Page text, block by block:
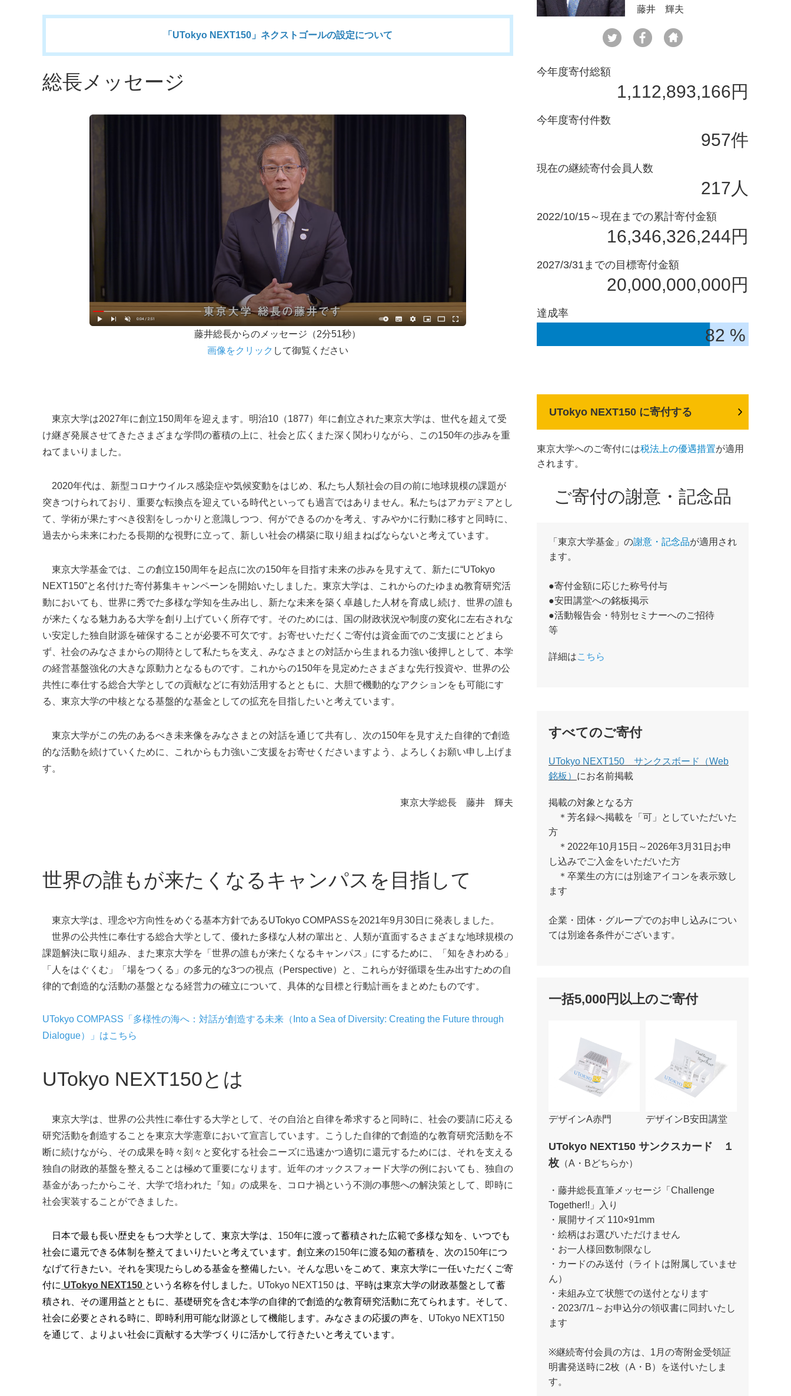
「UTokyo NEXT150」ネクストゴールの設定について
総長メッセージ
藤井総長からのメッセージ（2分51秒）
画像をクリック して御覧ください
東京大学は2027年に創立150周年を迎えます。明治10（1877）年に創立された東京大学は、世代を超えて受
け継ぎ発展させてきたさまざまな学問の蓄積の上に、社会と広くまた深く関わりながら、この150年の歩みを重
ねてまいりました。
2020年代は、新型コロナウイルス感染症や気候変動をはじめ、私たち人類社会の目の前に地球規模の課題が
突きつけられており、重要な転換点を迎えている時代といっても過言ではありません。私たちはアカデミアとし
て、学術が果たすべき役割をしっかりと意識しつつ、何ができるのかを考え、すみやかに行動に移すと同時に、
過去から未来にわたる長期的な視野に立って、新しい社会の構築に取り組まねばならないと考えています。
東京大学基金では、この創立150周年を起点に次の150年を目指す未来の歩みを見すえて、新たに“UTokyo
NEXT150”と名付けた寄付募集キャンペーンを開始いたしました。東京大学は、これからのたゆまぬ教育研究活
動においても、世界に秀でた多様な学知を生み出し、新たな未来を築く卓越した人材を育成し続け、世界の誰も
が来たくなる魅力ある大学を創り上げていく所存です。そのためには、国の財政状況や制度の変化に左右されな
い安定した独自財源を確保することが必要不可欠です。お寄せいただくご寄付は資金面でのご支援にとどまら
ず、社会のみなさまからの期待として私たちを支え、みなさまとの対話から生まれる力強い後押しとして、本学
の経営基盤強化の大きな原動力となるものです。これからの150年を見定めたさまざまな先行投資や、世界の公
共性に奉仕する総合大学としての貢献などに有効活用するとともに、大胆で機動的なアクションをも可能にす
る、東京大学の中核となる基盤的な基金としての拡充を目指したいと考えています。
東京大学がこの先のあるべき未来像をみなさまとの対話を通じて共有し、次の150年を見すえた自律的で創造
的な活動を続けていくために、これからも力強いご支援をお寄せくださいますよう、よろしくお願い申し上げま
す。
東京大学総長 藤井 輝夫
世界の誰もが来たくなるキャンパスを目指して
東京大学は、理念や方向性をめぐる基本方針であるUTokyo COMPASSを2021年9月30日に発表しました。
世界の公共性に奉仕する総合大学として、優れた多様な人材の輩出と、人類が直面するさまざまな地球規模の
課題解決に取り組み、また東京大学を「世界の誰もが来たくなるキャンパス」にするために、「知をきわめる」
「人をはぐくむ」「場をつくる」の多元的な3つの視点（Perspective）と、これらが好循環を生み出すための自
律的で創造的な活動の基盤となる経営力の確立について、具体的な目標と行動計画をまとめたものです。
UTokyo COMPASS「多様性の海へ：対話が創造する未来（Into a Sea of Diversity: Creating the Future through
Dialogue）
」はこちら
UTokyo NEXT150とは
東京大学は、世界の公共性に奉仕する大学として、その自治と自律を希求すると同時に、社会の要請に応える
研究活動を創造することを東京大学憲章において宣言しています。こうした 自律的で創造的な教育研究活動を不
断に続けながら、その成果を時々刻々 と変化する社会ニーズに迅速かつ適切に還元するためには、それを支える
独自の財政的基盤を整えることは極めて重要になります。近年のオックスフォード大学の例においても、独自の
基金があったからこそ、大学で培われた『知』の成果を、コロナ禍という不測の事態への解決策として、即時に
社会実装することができました。
日本で最も長い歴史をもつ大学として、東京大学は、 150年に渡って蓄積された広範で多様な知を、いつでも
社会に還元できる体制を整えてまいりたいと考えています。創立来の150年に渡る知の蓄積を、次の150年につ
なげて行きたい。それを実現たらしめる基金を整備したい。そんな思いをこめて、東京大学に一任いただくご寄
付に UTokyo NEXT150 という名称を付しました。 UTokyo NEXT150 は、平時は東京大学の財政基盤として蓄
積され、その運用益とともに、基礎研究を含む本学の自律的で創造的な教育研究活動に充てられます。そして、
社会に必要とされる時に、即時利用可能な財源として機能します。みなさまの応援の声を、 UTokyo NEXT150
を通じて、よりよい社会に貢献する大学づくりに活かして行きたいと考えています。
藤井 輝夫
今年度寄付総額
1,112,893,166円
今年度寄付件数
957件
現在の継続寄付会員人数
217人
2022/10/15～現在までの累計寄付金額
16,346,326,244円
2027/3/31までの目標寄付金額
20,000,000,000円
達成率
82 %
UTokyo NEXT150 に寄付する
東京大学へのご寄付には税法上の優遇措置が適用
されます。
ご寄付の謝意・記念品
「東京大学基金」の謝意・記念品が適用され
ます。
●寄付金額に応じた称号付与
●安田講堂への銘板掲示
●活動報告会・特別セミナーへのご招待
等
詳細はこちら
すべてのご寄付
UTokyo NEXT150 サンクスボード（Web
銘板） にお名前掲載
掲載の対象となる方
＊芳名録へ掲載を「可」としていただいた
方
＊2022年10月15日～2026年3月31日お申
し込みでご入金をいただいた方
＊卒業生の方には別途アイコンを表示致し
ます
企業・団体・グループでのお申し込みについ
ては別途各条件がございます。
一括5,000円以上のご寄付
デザインA赤門 デザインB安田講堂
UTokyo NEXT150 サンクスカード １
枚 （A・Bどちらか）
・藤井総長直筆メッセージ「Challenge
Together!!」入り
・展開サイズ 110×91mm
・絵柄はお選びいただけません
・お一人様回数制限なし
・カードのみ送付（ライトは附属していませ
ん）
・未組み立て状態での送付となります
・2023/7/1～お申込分の領収書に同封いたし
ます
※継続寄付会員の方は、1月の寄附金受領証
明書発送時に2枚（A・B）を送付いたしま
す。